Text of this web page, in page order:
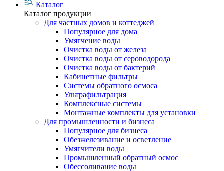
Каталог
Каталог продукции
Для частных домов и коттеджей
Популярное для дома
Умягчение воды
Очистка воды от железа
Очистка воды от сероводорода
Очистка воды от бактерий
Кабинетные фильтры
Системы обратного осмоса
Ультрафильтрация
Комплексные системы
Монтажные комплекты для установки
Для промышленности и бизнеса
Популярное для бизнеса
Обезжелезивание и осветление
Умягчители воды
Промышленный обратный осмос
Обессоливание воды